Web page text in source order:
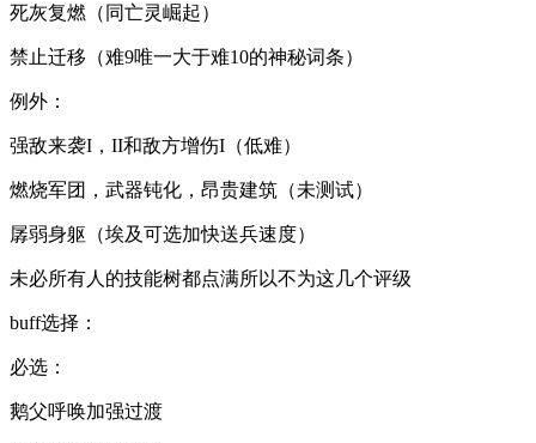
死灰复燃（同亡灵崛起）
禁止迁移（难9唯一大于难10的神秘词条）
例外：
强敌来袭I，II和敌方增伤I（低难）
燃烧军团，武器钝化，昂贵建筑（未测试）
孱弱身躯（埃及可选加快送兵速度）
未必所有人的技能树都点满所以不为这几个评级
buff选择：
必选：
鹅父呼唤加强过渡